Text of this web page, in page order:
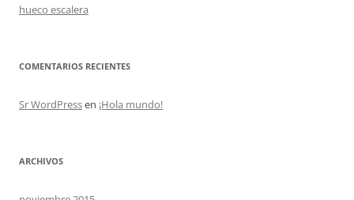
hueco escalera
COMENTARIOS RECIENTES
Sr WordPressen ¡Hola mundo!
ARCHIVOS